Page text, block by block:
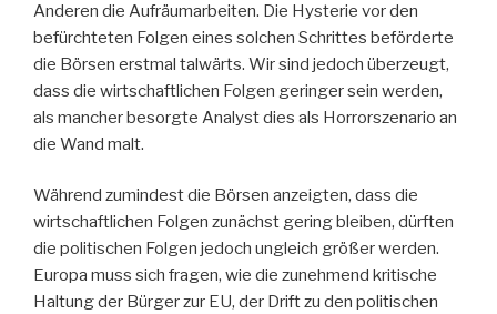
Anderen die Aufräumarbeiten. Die Hysterie vor den
befürchteten Folgen eines solchen Schrittes beförderte
die Börsen erstmal talwärts. Wir sind jedoch überzeugt,
dass die wirtschaftlichen Folgen geringer sein werden,
als mancher besorgte Analyst dies als Horrorszenario an
die Wand malt.
Während zumindest die Börsen anzeigten, dass die
wirtschaftlichen Folgen zunächst gering bleiben, dürften
die politischen Folgen jedoch ungleich größer werden.
Europa muss sich fragen, wie die zunehmend kritische
Haltung der Bürger zur EU, der Drift zu den politischen